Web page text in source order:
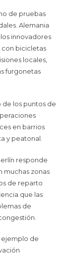
de pruebas
Alemania
innovadores
bicicletas
locales,
furgonetas
los puntos de
en barrios
y peatonal.
responde
muchas zonas
de reparto
que las
de
ejemplo de